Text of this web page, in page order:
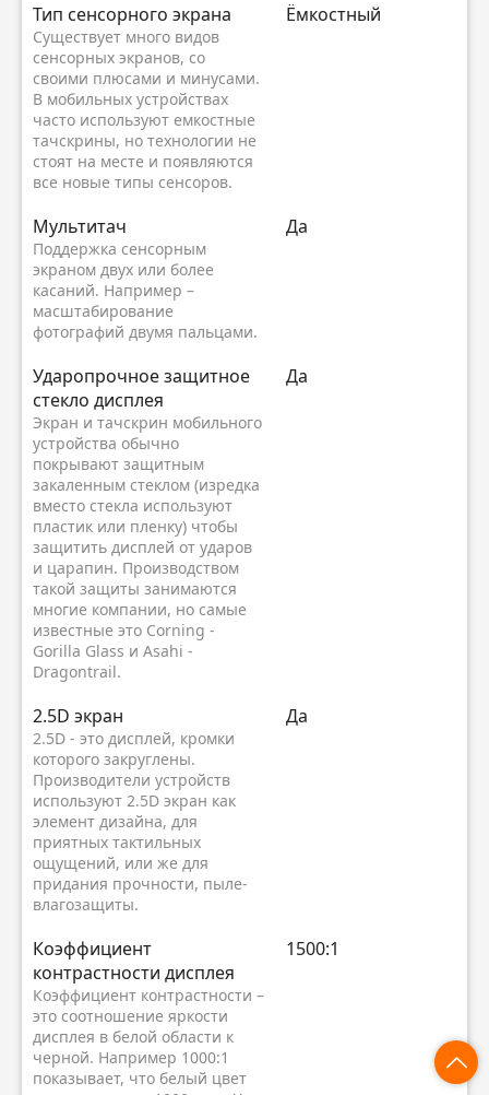
Тип сенсорного экрана
Существует много видов
сенсорных экранов, со
своими плюсами и минусами.
В мобильных устройствах
часто используют емкостные
тачскрины, но технологии не
стоят на месте и появляются
все новые типы сенсоров.
Ёмкостный
Мультитач
Поддержка сенсорным
экраном двух или более
касаний. Например –
масштабирование
фотографий двумя пальцами.
Да
Ударопрочное защитное
стекло дисплея
Экран и тачскрин мобильного
устройства обычно
покрывают защитным
закаленным стеклом (изредка
вместо стекла используют
пластик или пленку) чтобы
защитить дисплей от ударов
и царапин. Производством
такой защиты занимаются
многие компании, но самые
известные это Corning -
Gorilla Glass и Asahi -
Dragontrail.
Да
2.5D экран
2.5D - это дисплей, кромки
которого закруглены.
Производители устройств
используют 2.5D экран как
элемент дизайна, для
приятных тактильных
ощущений, или же для
придания прочности, пыле-
влагозащиты.
Да
Коэффициент
контрастности дисплея
Коэффициент контрастности –
это соотношение яркости
дисплея в белой области к
черной. Например 1000:1
показывает, что белый цвет
1500:1